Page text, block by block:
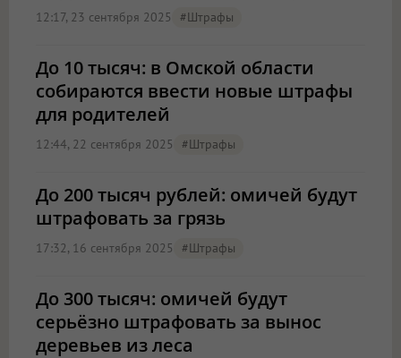
12:17, 23 сентября 2025 #штрафы
До 10 тысяч: в Омской области
собираются ввести новые штрафы
для родителей
12:44, 22 сентября 2025 #штрафы
До 200 тысяч рублей: омичей будут
штрафовать за грязь
17:32, 16 сентября 2025 #штрафы
До 300 тысяч: омичей будут
серьёзно штрафовать за вынос
деревьев из леса